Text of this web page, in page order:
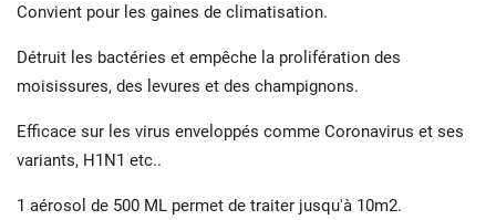
Convient pour les gaines de climatisation.
Détruit les bactéries et empêche la prolifération des
moisissures, des levures et des champignons.
Efficace sur les virus enveloppés comme Coronavirus et ses
variants, H1N1 etc..
1 aérosol de 500 ML permet de traiter jusqu'à 10m2.